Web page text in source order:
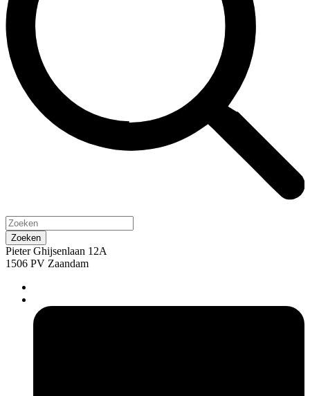
Pieter Ghijsenlaan 12A
1506 PV Zaandam